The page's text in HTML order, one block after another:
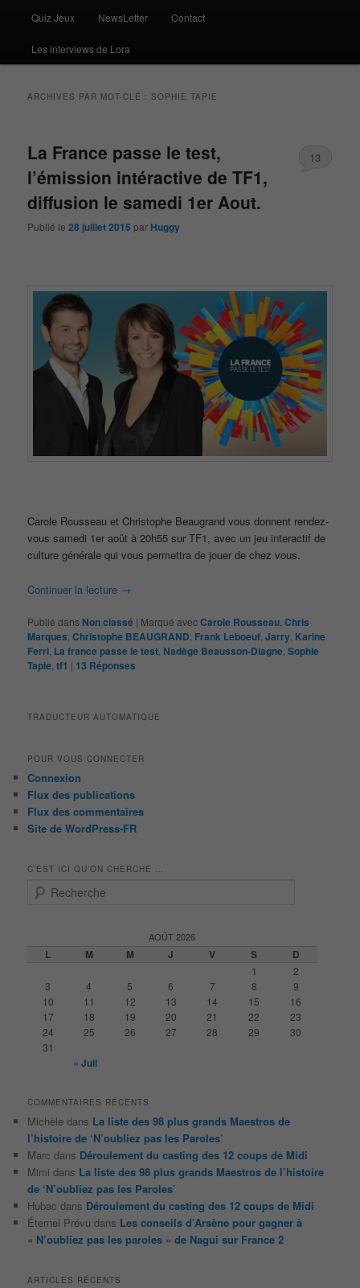
Quiz Jeux NewsLetter Contact
Les interviews de Lora
ARCHIVES PAR MOT-CLÉ : SOPHIE TAPIE
La France passe le test,
l’émission intéractive de TF1,
diffusion le samedi 1er Aout.
Publié le28 juillet 2015 par Huggy
13
Carole Rousseau et Christophe Beaugrand vous donnent rendez-
vous samedi 1er août à 20h55 sur TF1, avec un jeu interactif de
culture générale qui vous permettra de jouer de chez vous.
Continuer la lecture →
Publié dans Non classé | Marqué avecCarole Rousseau ,Chris
Marques ,Christophe BEAUGRAND Frank Leboeuf ,Jarry Karine
Ferri La france passe le test Nadège Beausson-Diagne ,Sophie
Tapie ,tf1 | 13 Réponses
TRADUCTEUR AUTOMATIQUE
POUR VOUS CONNECTER
Connexion
Flux des publications
Flux des commentaires
Site de WordPress-FR
C’EST ICI QU’ON CHERCHE …
AOÛT 2026
L M M J V S D
1
2
3
4 5 6 7 8
9
10
11 12 13 14 15
16
17
18 19 20 21 22
23
24
25 26 27 28 29
30
31
« Juil
COMMENTAIRES RÉCENTS
Michèle dans La liste des 98 plus grands Maestros de
l’histoire de ‘N’oubliez pas les Paroles’
Marc dans Déroulement du casting des 12 coups de Midi
Mimi dans La liste des 98 plus grands Maestros de l’histoire
de ‘N’oubliez pas les Paroles’
Hubac dans Déroulement du casting des 12 coups de Midi
Éternel Prévu dans Les conseils d’Arsène pour gagner à
« N’oubliez pas les paroles » de Nagui sur France 2
ARTICLES RÉCENTS